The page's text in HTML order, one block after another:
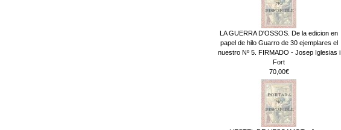
LA GUERRA D'OSSOS. De la edicion en
papel de hilo Guarro de 30 ejemplares el
nuestro Nº 5. FIRMADO - Josep Iglesias i
Fort
70,00€